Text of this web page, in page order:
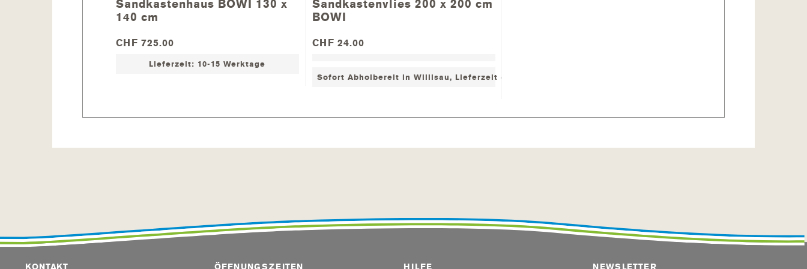
Sandkastenhaus BOWI 130 x 140 cm
Spielsand
Sandkastenhaus BOWI 130 x
140 cm
CHF 725.00
Lieferzeit: 10-15 Werktage
Sandkastenvlies 200 x 200 cm
BOWI
CHF 24.00
Sofort Abholbereit in Willisau, Lieferzeit ca. 2-7 Werktage
KONTAKT ÖFFNUNGSZEITEN HILFE NEWSLETTER